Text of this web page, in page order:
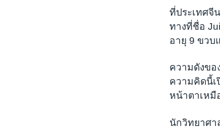
ที่ประเทศจี
ทางที่ชื่อ
อายุ 9 ขวบ
ความดังขอ
ความคิดนี้เ
หน้าตาเหมื
นักวิทยาศา